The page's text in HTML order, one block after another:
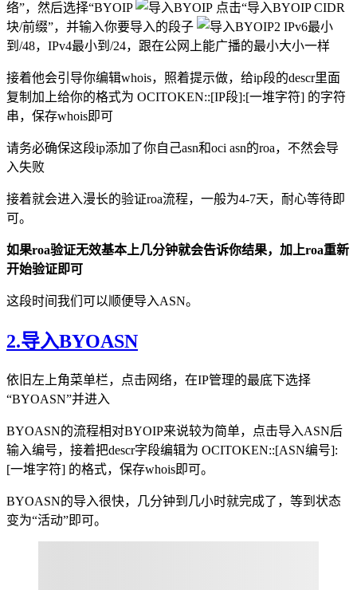
络”，然后选择“BYOIP
点击“导入BYOIP CIDR
块/前缀”，并输入你要导入的段子
IPv6最小
到/48，IPv4最小到/24，跟在公网上能广播的最小大小一样
接着他会引导你编辑whois，照着提示做，给ip段的descr里面
复制加上给你的格式为 OCITOKEN::[IP段]:[一堆字符] 的字符
串，保存whois即可
请务必确保这段ip添加了你自己asn和oci asn的roa，不然会导
入失败
接着就会进入漫长的验证roa流程，一般为4-7天，耐心等待即
可。
如果roa验证无效基本上几分钟就会告诉你结果，加上roa重新
开始验证即可
这段时间我们可以顺便导入ASN。
2.导入BYOASN
依旧左上角菜单栏，点击网络，在IP管理的最底下选择
“BYOASN”并进入
BYOASN的流程相对BYOIP来说较为简单，点击导入ASN后
输入编号，接着把descr字段编辑为 OCITOKEN::[ASN编号]:
[一堆字符] 的格式，保存whois即可。
BYOASN的导入很快，几分钟到几小时就完成了，等到状态
变为“活动”即可。